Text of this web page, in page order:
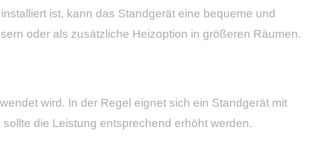
ist, kann das Standgerät eine bequeme und
oder als zusätzliche Heizoption in größeren Räumen.
wird. In der Regel eignet sich ein Standgerät mit
die Leistung entsprechend erhöht werden.